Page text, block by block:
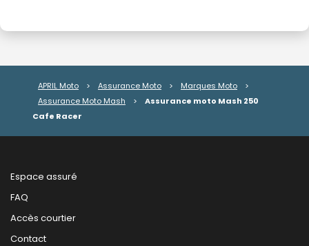
APRIL Moto > Assurance Moto > Marques Moto
>
Assurance Moto Mash
>
Assurance moto Mash 250
Cafe Racer
Espace assuré
FAQ
Accès courtier
Contact